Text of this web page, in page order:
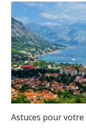
Astuces pour votre